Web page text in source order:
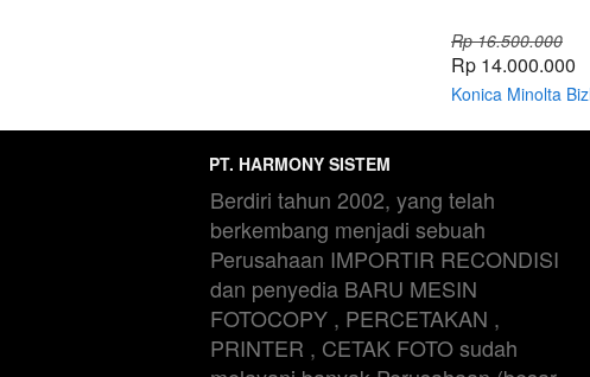
Rp 16.500.000
Rp 14.000.000
Konica Minolta
PT. HARMONY SISTEM
Berdiri tahun 2002, yang telah
berkembang menjadi sebuah
Perusahaan IMPORTIR RECONDISI
dan penyedia BARU MESIN
FOTOCOPY , PERCETAKAN ,
PRINTER , CETAK FOTO sudah